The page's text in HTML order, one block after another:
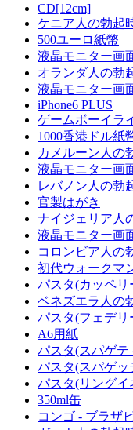
CD[12cm]
ケニア人の勃起
500ユーロ紙幣
液晶モニター画
オランダ人の勃
液晶モニター画
iPhone6 PLUS
ゲームボーイラ
1000香港ドル紙
カメルーン人の
液晶モニター画
レバノン人の勃
官製はがき
ナイジェリア人
液晶モニター画
コロンビア人の
初代ウォークマ
パスタ(カッペリ
ベネズエラ人の
パスタ(フェデリ
A6用紙
パスタ(スパゲテ
パスタ(スパゲッ
パスタ(リングイ
350ml缶
コンゴ - ブラザ